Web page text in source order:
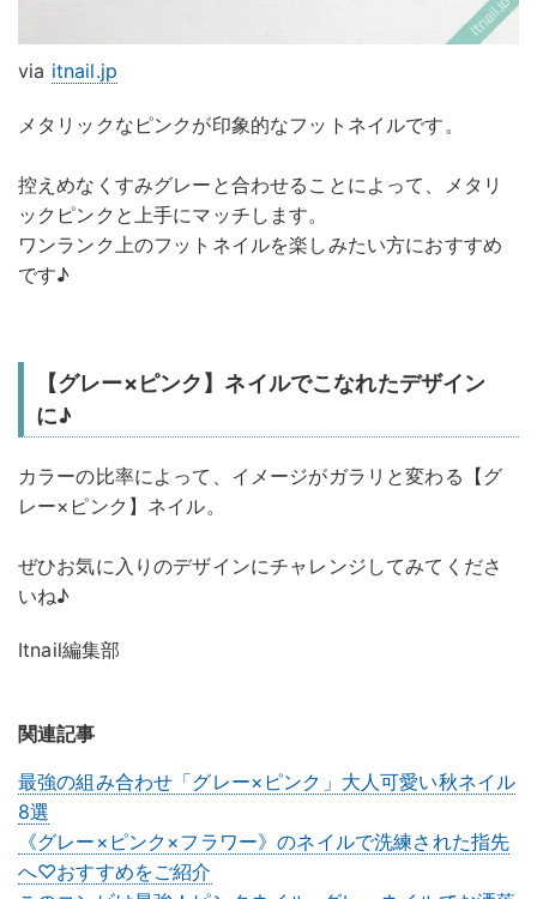
via itnail.jp
メタリックなピンクが印象的なフットネイルです。
控えめなくすみグレーと合わせることによって、メタリ
ックピンクと上手にマッチします。
ワンランク上のフットネイルを楽しみたい方におすすめ
です♪
【グレー×ピンク】ネイルでこなれたデザイン
に♪
カラーの比率によって、イメージがガラリと変わる【グ
レー×ピンク】ネイル。
ぜひお気に入りのデザインにチャレンジしてみてくださ
いね♪
Itnail編集部
関連記事
最強の組み合わせ「グレー×ピンク」大人可愛い秋ネイル
8選
《グレー×ピンク×フラワー》のネイルで洗練された指先
へ♡おすすめをご紹介